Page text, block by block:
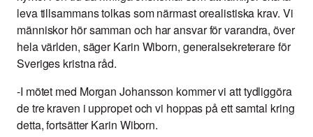
leva tillsammans tolkas som närmast orealistiska krav. Vi
människor hör samman och har ansvar för varandra, över
hela världen, säger Karin Wiborn, generalsekreterare för
Sveriges kristna råd.
-I mötet med Morgan Johansson kommer vi att tydliggöra
de tre kraven i uppropet och vi hoppas på ett samtal kring
detta, fortsätter Karin Wiborn.